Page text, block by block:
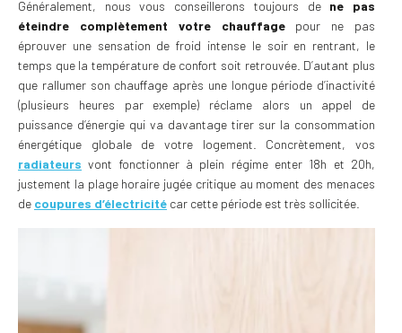
Généralement, nous vous conseillerons toujours de ne pas
éteindre complètement votre chauffagepour ne pas
éprouver une sensation de froid intense le soir en rentrant, le
temps que la température de confort soit retrouvée. D’autant plus
que rallumer son chauffage après une longue période d’inactivité
(plusieurs heures par exemple) réclame alors un appel de
puissance d’énergie qui va davantage tirer sur la consommation
énergétique globale de votre logement. Concrètement, vos
radiateurs vont fonctionner à plein régime enter 18h et 20h,
justement la plage horaire jugée critique au moment des menaces
de coupures d’électricité car cette période est très sollicitée.